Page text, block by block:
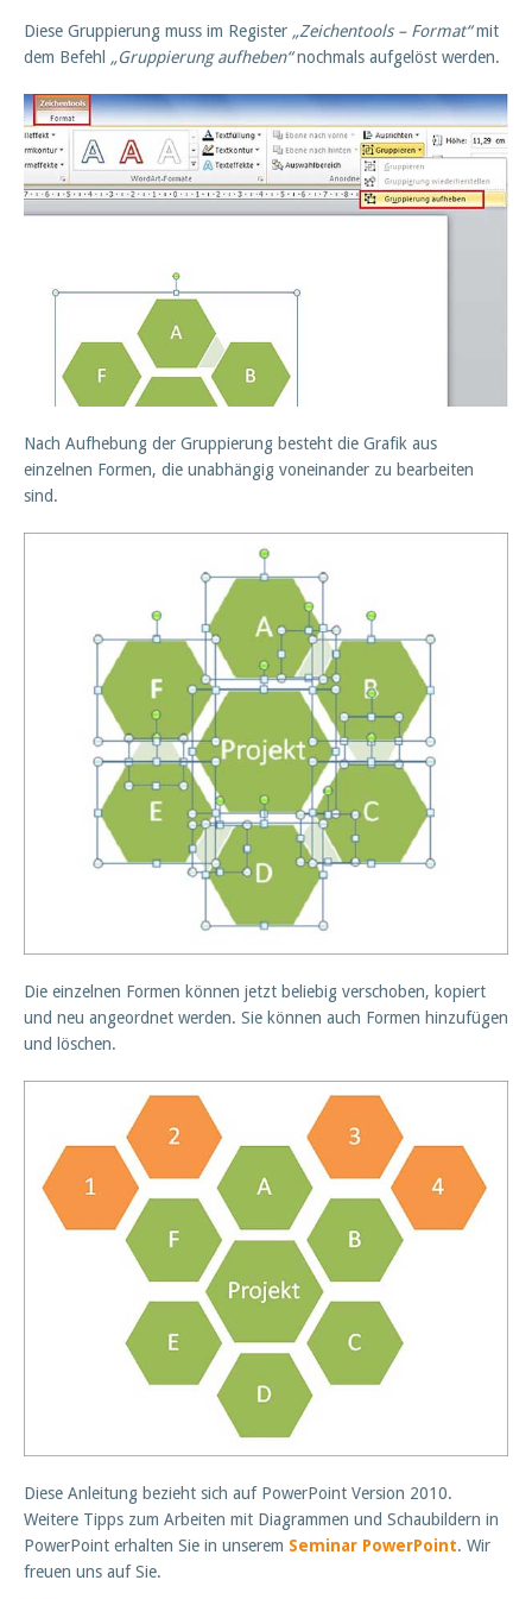
Diese Gruppierung muss im Register „Zeichentools – Format“mit
dem Befehl „Gruppierung aufheben“nochmals aufgelöst werden.
Nach Aufhebung der Gruppierung besteht die Grafik aus
einzelnen Formen, die unabhängig voneinander zu bearbeiten
sind.
Die einzelnen Formen können jetzt beliebig verschoben, kopiert
und neu angeordnet werden. Sie können auch Formen hinzufügen
und löschen.
Diese Anleitung bezieht sich auf PowerPoint Version 2010.
Weitere Tipps zum Arbeiten mit Diagrammen und Schaubildern in
PowerPoint erhalten Sie in unserem Seminar PowerPoint. Wir
freuen uns auf Sie.